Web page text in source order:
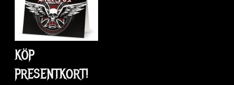
KÖP
PRESENTKORT!